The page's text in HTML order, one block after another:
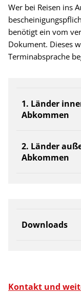
Wer bei Reisen ins
benötigt ein vom
Dokument. Dieses
Terminabsprache
1. Länder
Abkommen
2. Länder
Abkommen
Downloads
Kontakt und